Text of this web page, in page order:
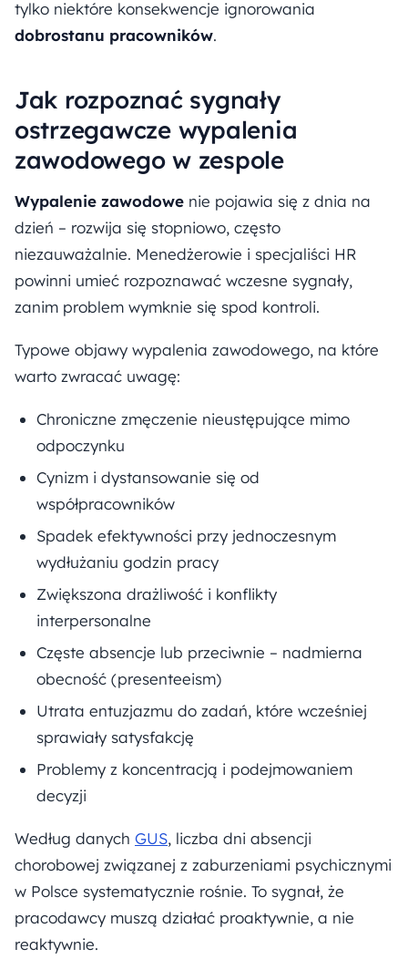
tylko niektóre konsekwencje ignorowania
dobrostanu pracowników.
Jak rozpoznać sygnały
ostrzegawcze wypalenia
zawodowego w zespole
Wypalenie zawodowe nie pojawia się z dnia na
dzień – rozwija się stopniowo, często
niezauważalnie. Menedżerowie i specjaliści HR
powinni umieć rozpoznawać wczesne sygnały,
zanim problem wymknie się spod kontroli.
Typowe objawy wypalenia zawodowego, na które
warto zwracać uwagę:
Chroniczne zmęczenie nieustępujące mimo
odpoczynku
Cynizm i dystansowanie się od
współpracowników
Spadek efektywności przy jednoczesnym
wydłużaniu godzin pracy
Zwiększona drażliwość i konflikty
interpersonalne
Częste absencje lub przeciwnie – nadmierna
obecność (presenteeism)
Utrata entuzjazmu do zadań, które wcześniej
sprawiały satysfakcję
Problemy z koncentracją i podejmowaniem
decyzji
Według danych GUS, liczba dni absencji
chorobowej związanej z zaburzeniami psychicznymi
w Polsce systematycznie rośnie. To sygnał, że
pracodawcy muszą działać proaktywnie, a nie
reaktywnie.